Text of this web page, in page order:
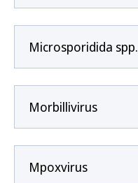
Microsporidida spp.
Morbillivirus
Mpoxvirus